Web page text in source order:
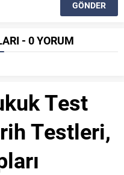
- 0 YORUM
Test
Testleri,